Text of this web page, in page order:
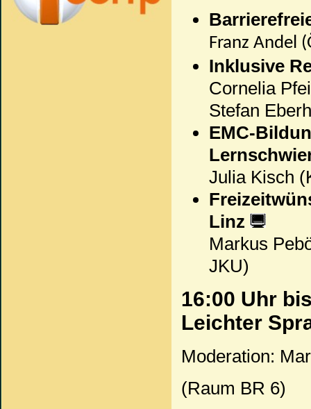
Franz Andel
Inklusive
Cornelia
Stefan
EMC-
Julia Kisch
Linz
Markus
JKU)
16:00 Uhr
Leichter
Moderation:
(Raum BR 6)